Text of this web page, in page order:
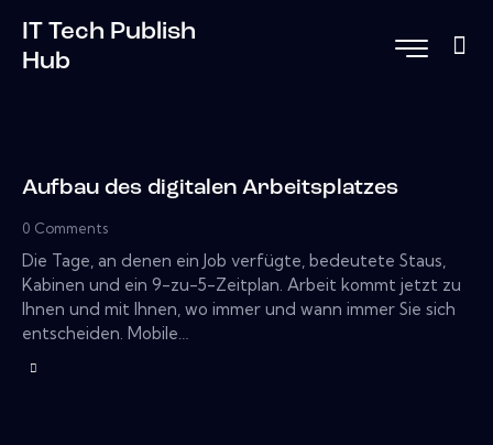
IT Tech Publish
Hub
Aufbau des digitalen Arbeitsplatzes
0 Comments
Die Tage, an denen ein Job verfügte, bedeutete Staus,
Kabinen und ein 9-zu-5-Zeitplan. Arbeit kommt jetzt zu
Ihnen und mit Ihnen, wo immer und wann immer Sie sich
entscheiden. Mobile…